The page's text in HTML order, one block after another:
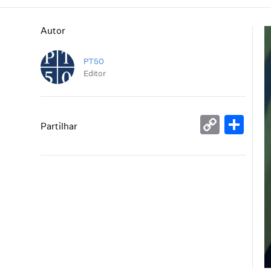
Autor
PT50
Editor
Partilhar
Copy